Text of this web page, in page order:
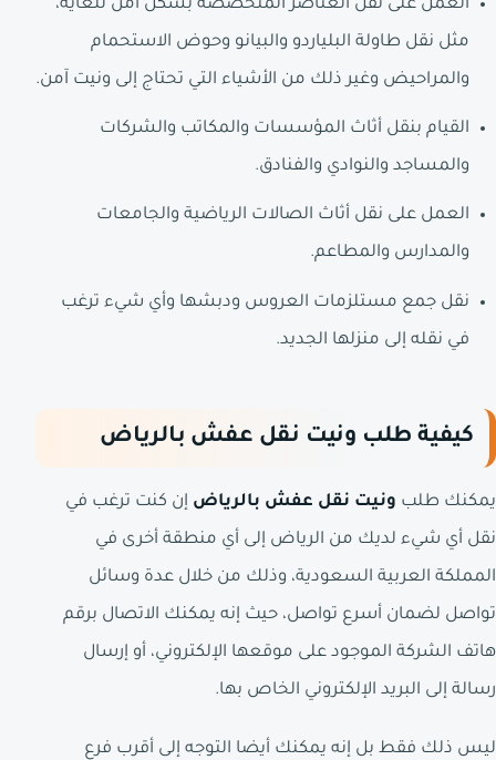
العمل على نقل العناصر المتخصصة بشكل آمن للغاية،
مثل نقل طاولة البلياردو والبيانو وحوض الاستحمام
والمراحيض وغير ذلك من الأشياء التي تحتاج إلى ونيت آمن.
القيام بنقل أثاث المؤسسات والمكاتب والشركات
والمساجد والنوادي والفنادق.
العمل على نقل أثاث الصالات الرياضية والجامعات
والمدارس والمطاعم.
نقل جمع مستلزمات العروس ودبشها وأي شيء ترغب
في نقله إلى منزلها الجديد.
كيفية طلب ونيت نقل عفش بالرياض
يمكنك طلب ونيت نقل عفش بالرياض إن كنت ترغب في
نقل أي شيء لديك من الرياض إلى أي منطقة أخرى في
المملكة العربية السعودية، وذلك من خلال عدة وسائل
تواصل لضمان أسرع تواصل، حيث إنه يمكنك الاتصال برقم
هاتف الشركة الموجود على موقعها الإلكتروني، أو إرسال
رسالة إلى البريد الإلكتروني الخاص بها.
ليس ذلك فقط بل إنه يمكنك أيضا التوجه إلى أقرب فرع